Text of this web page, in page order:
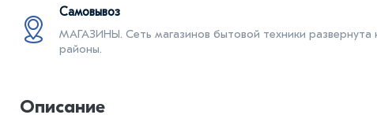
Самовывоз
МАГАЗИНЫ. Cеть магазинов бытовой техники
районы.
Описание